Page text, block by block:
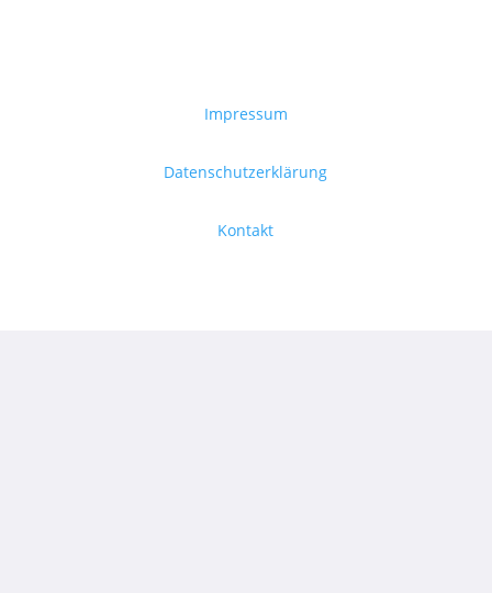
Impressum
Datenschutzerklärung
Kontakt